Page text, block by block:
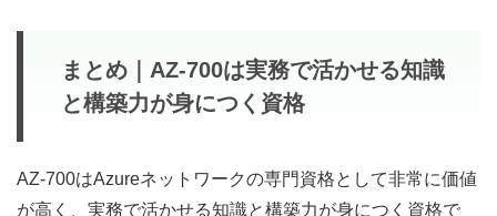
まとめ｜AZ‑700は実務で活かせる知識
と構築力が身につく資格
AZ‑700はAzureネットワークの専門資格として非常に価値
が高く、実務で活かせる知識と構築力が身につく資格で